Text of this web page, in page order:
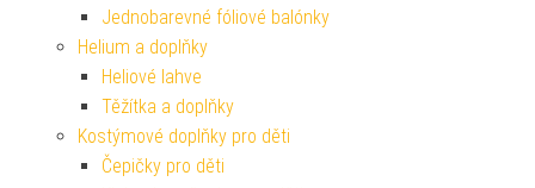
Jednobarevné fóliové balónky
Helium a doplňky
Heliové lahve
Těžítka a doplňky
Kostýmové doplňky pro děti
Čepičky pro děti